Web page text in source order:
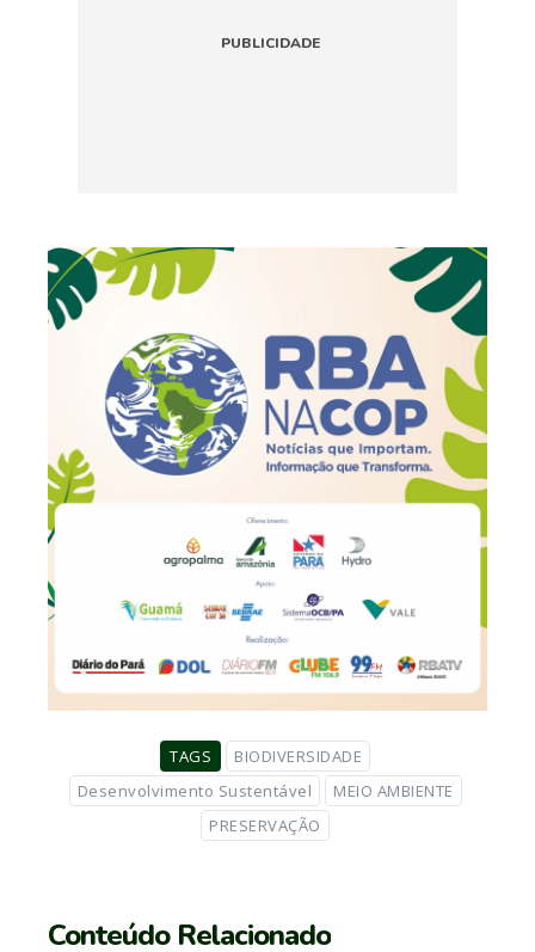
TAGS
BIODIVERSIDADE
Desenvolvimento Sustentável
MEIO AMBIENTE
PRESERVAÇÃO
Conteúdo Relacionado